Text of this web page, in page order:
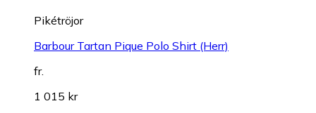
Pikétröjor
Barbour Tartan Pique Polo Shirt (Herr)
fr.
1 015 kr